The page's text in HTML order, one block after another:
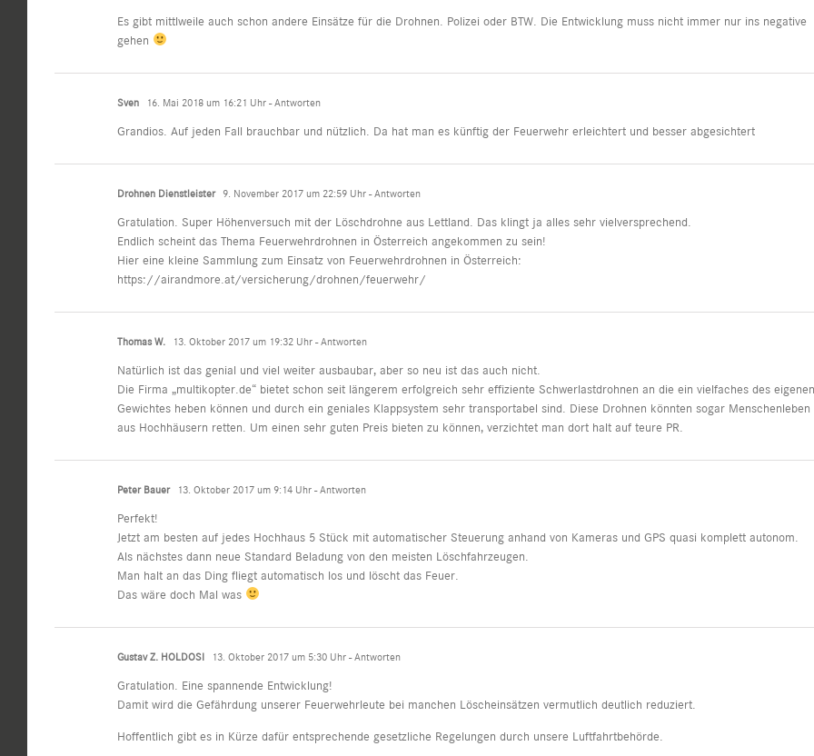
Es gibt mittlweile auch schon andere Einsätze für die Drohnen. Polizei oder BTW. Die Entwicklung muss nicht immer nur ins negative
gehen
Sven 16. Mai 2018 um 16:21 Uhr - Antworten
Grandios. Auf jeden Fall brauchbar und nützlich. Da hat man es künftig der Feuerwehr erleichtert und besser abgesichtert
Drohnen Dienstleister 9. November 2017 um 22:59 Uhr - Antworten
Gratulation. Super Höhenversuch mit der Löschdrohne aus Lettland. Das klingt ja alles sehr vielversprechend.
Endlich scheint das Thema Feuerwehrdrohnen in Österreich angekommen zu sein!
Hier eine kleine Sammlung zum Einsatz von Feuerwehrdrohnen in Österreich:
https://airandmore.at/versicherung/drohnen/feuerwehr/
Thomas W. 13. Oktober 2017 um 19:32 Uhr - Antworten
Natürlich ist das genial und viel weiter ausbaubar, aber so neu ist das auch nicht.
Die Firma „multikopter.de“ bietet schon seit längerem erfolgreich sehr effiziente Schwerlastdrohnen an die ein vielfaches des eigenen
Gewichtes heben können und durch ein geniales Klappsystem sehr transportabel sind. Diese Drohnen könnten sogar Menschenleben
aus Hochhäusern retten. Um einen sehr guten Preis bieten zu können, verzichtet man dort halt auf teure PR.
Peter Bauer 13. Oktober 2017 um 9:14 Uhr - Antworten
Perfekt!
Jetzt am besten auf jedes Hochhaus 5 Stück mit automatischer Steuerung anhand von Kameras und GPS quasi komplett autonom.
Als nächstes dann neue Standard Beladung von den meisten Löschfahrzeugen.
Man halt an das Ding fliegt automatisch los und löscht das Feuer.
Das wäre doch Mal was
Gustav Z. HOLDOSI 13. Oktober 2017 um 5:30 Uhr - Antworten
Gratulation. Eine spannende Entwicklung!
Damit wird die Gefährdung unserer Feuerwehrleute bei manchen Löscheinsätzen vermutlich deutlich reduziert.
Hoffentlich gibt es in Kürze dafür entsprechende gesetzliche Regelungen durch unsere Luftfahrtbehörde.